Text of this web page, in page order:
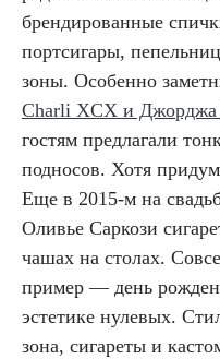
брендированные
портсигары,
зоны. Особенно
Charli XCX и Джорджа
гостям предлагали
подносов. Хотя
Еще в 2015-м на
Оливье Саркози
чашах на столах.
пример — день
эстетике нулевых.
зона, сигареты и